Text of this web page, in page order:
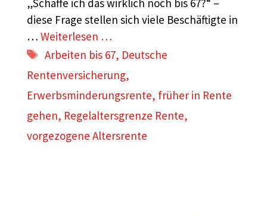
„Schaffe ich das wirklich noch bis 67?“ –
diese Frage stellen sich viele Beschäftigte in
… Weiterlesen …
Schlagwörter
Arbeiten bis 67, Deutsche
Rentenversicherung,
Erwerbsminderungsrente, früher in Rente
gehen, Regelaltersgrenze Rente,
vorgezogene Altersrente